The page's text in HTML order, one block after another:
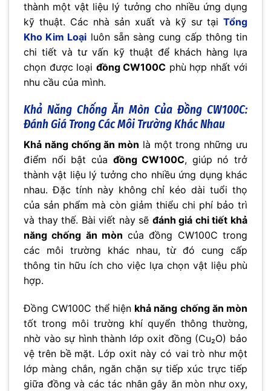
thành một vật liệu lý tưởng cho nhiều ứng dụng
kỹ thuật. Các nhà sản xuất và kỹ sư tại Tổng
Kho Kim Loại luôn sẵn sàng cung cấp thông tin
chi tiết và tư vấn kỹ thuật để khách hàng lựa
chọn được loại đồng CW100C phù hợp nhất với
nhu cầu của mình.
Khả Năng Chống Ăn Mòn Của Đồng CW100C:
Đánh Giá Trong Các Môi Trường Khác Nhau
Khả năng chống ăn mòn là một trong những ưu
điểm nổi bật của đồng CW100C, giúp nó trở
thành vật liệu lý tưởng cho nhiều ứng dụng khác
nhau. Đặc tính này không chỉ kéo dài tuổi thọ
của sản phẩm mà còn giảm thiểu chi phí bảo trì
và thay thế. Bài viết này sẽ đánh giá chi tiết khả
năng chống ăn mòn của đồng CW100C trong
các môi trường khác nhau, từ đó cung cấp
thông tin hữu ích cho việc lựa chọn vật liệu phù
hợp.
Đồng CW100C thể hiện khả năng chống ăn mòn
tốt trong môi trường khí quyển thông thường,
nhờ vào sự hình thành lớp oxit đồng (Cu₂O) bảo
vệ trên bề mặt. Lớp oxit này có vai trò như một
lớp màng chắn, ngăn chặn sự tiếp xúc trực tiếp
giữa đồng và các tác nhân gây ăn mòn như oxy,